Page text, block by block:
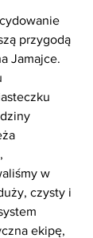
przygodą
Jamajce.
w
czysty i
ekipę,